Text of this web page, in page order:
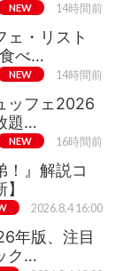
NEW 14時間前
ェ・リスト
べ…
NEW 14時間前
ッフェ2026
題…
NEW 16時間前
！』解説コ
2026.8.4 16:00
年版、注目
ク…